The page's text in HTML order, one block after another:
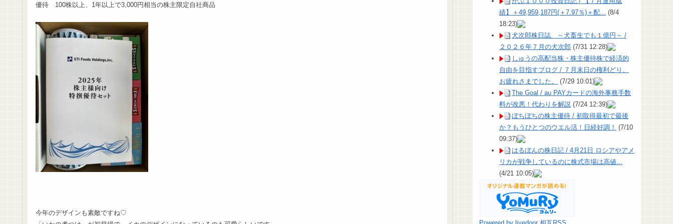
優待 100株以上、1年以上で3,000円相当の株主限定自社商品
今年のデザインも素敵ですね♡
績】＋49,959,187円(＋7.97％)＋配...
(8/4
18:23)
犬次郎株日誌 ～犬畜生でも１億円～ /
２０２６年７月の犬次郎 (7/31 12:28)
しゅうの高配当株・株主優待株で経済的
自由を目指すブログ / ７月末日の権利どり、
お疲れさまでした。
(7/29 10:01)
The Goal / au PAYカードの海外事務手数
料が改悪！代わりを解説 (7/24 12:39)
ぼちぼちの株主優待 / 初取得最初で最後
か？もうひとつのウエル活！日経好調！ (7/10
09:37)
はるぼんの株日記 / 4月21日 ロシアやアメ
リカが戦争しているのに株式市場は高値...
(4/21 10:05)